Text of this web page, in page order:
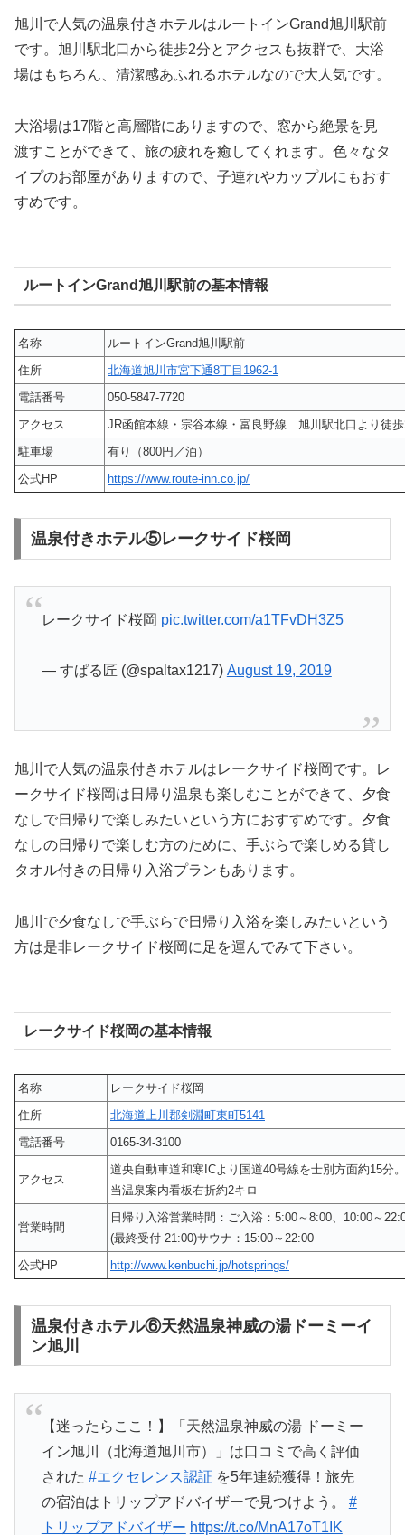
旭川で人気の温泉付きホテルはルートインGrand旭川駅前
です。旭川駅北口から徒歩2分とアクセスも抜群で、大浴
場はもちろん、清潔感あふれるホテルなので大人気です。
大浴場は17階と高層階にありますので、窓から絶景を見
渡すことができて、旅の疲れを癒してくれます。色々なタ
イプのお部屋がありますので、子連れやカップルにもおす
すめです。
ルートインGrand旭川駅前の基本情報
名称
ルートインGrand旭川駅前
住所
北海道旭川市宮下通8丁目1962-1
電話番号
050-5847-7720
アクセス
JR函館本線・宗谷本線・富良野線 旭川駅北口より徒
駐車場
有り（800円／泊）
公式HP
https://www.route-inn.co.jp/
温泉付きホテル⑤レークサイド桜岡
レークサイド桜岡 pic.twitter.com/a1TFvDH3Z5
— すぱる匠 (@spaltax1217) August 19, 2019
旭川で人気の温泉付きホテルはレークサイド桜岡です。レ
ークサイド桜岡は日帰り温泉も楽しむことができて、夕食
なしで日帰りで楽しみたいという方におすすめです。夕食
なしの日帰りで楽しむ方のために、手ぶらで楽しめる貸し
タオル付きの日帰り入浴プランもあります。
旭川で夕食なしで手ぶらで日帰り入浴を楽しみたいという
方は是非レークサイド桜岡に足を運んでみて下さい。
レークサイド桜岡の基本情報
名称
レークサイド桜岡
住所
北海道上川郡剣淵町東町5141
電話番号
0165-34-3100
アクセス
道央自動車道和寒ICより国道40号線を士別方面約15分。
当温泉案内看板右折約2キロ
営業時間
日帰り入浴営業時間：ご入浴：5:00～8:00、10:00～
(最終受付 21:00)サウナ：15:00～22:00
公式HP
http://www.kenbuchi.jp/hotsprings/
温泉付きホテル⑥天然温泉神威の湯ドーミーイ
ン旭川
【迷ったらここ！】「天然温泉神威の湯 ドーミー
イン旭川（北海道旭川市）」は口コミで高く評価
された #エクセレンス認証 を5年連続獲得！旅先
の宿泊はトリップアドバイザーで見つけよう。 #
トリップアドバイザー https://t.co/MnA17oT1IK